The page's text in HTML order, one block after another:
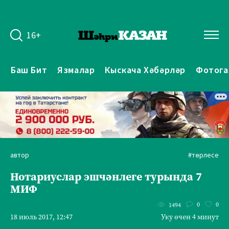
16+
Баш Бит Язмалар Кыскача Хәбәрләр
автор #төрлесе
Нотариуслар эшчәнлеге турында 7
МИФ
18 июль 2017, 12:47
1494 0 0
Уку өчен 4 минут